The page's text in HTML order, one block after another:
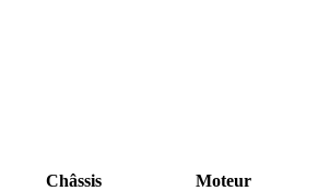
Châssis Moteur